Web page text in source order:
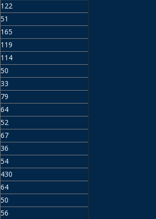
122
51
165
119
114
50
33
79
64
52
67
36
54
430
64
50
56